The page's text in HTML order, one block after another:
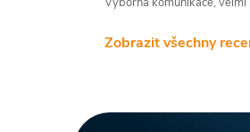
Zobrazit všechny